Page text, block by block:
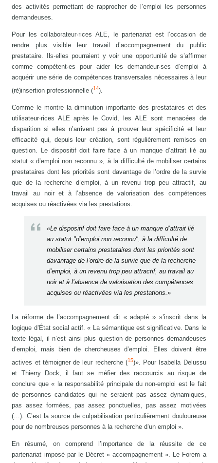
des activités permettant de rapprocher de l’emploi les personnes
demandeuses.
Pour les collaborateur·rices ALE, le partenariat est l’occasion de
rendre plus visible leur travail d’accompagnement du public
prestataire. Ils·elles pourraient y voir une opportunité de s’affirmer
comme compétent·es pour aider les demandeur·ses d’emploi à
acquérir une série de compétences transversales nécessaires à leur
(ré)insertion professionnelle (14).
Comme le montre la diminution importante des prestataires et des
utilisateur·rices ALE après le Covid, les ALE sont menacées de
disparition si elles n’arrivent pas à prouver leur spécificité et leur
efficacité qui, depuis leur création, sont régulièrement remises en
question. Le dispositif doit faire face à un manque d’attrait lié au
statut « d’emploi non reconnu », à la difficulté de mobiliser certains
prestataires dont les priorités sont davantage de l’ordre de la survie
que de la recherche d’emploi, à un revenu trop peu attractif, au
travail au noir et à l’absence de valorisation des compétences
acquises ou réactivées via les prestations.
«Le dispositif doit faire face à un manque d’attrait lié
au statut "d’emploi non reconnu", à la difficulté de
mobiliser certains prestataires dont les priorités sont
davantage de l’ordre de la survie que de la recherche
d’emploi, à un revenu trop peu attractif, au travail au
noir et à l’absence de valorisation des compétences
acquises ou réactivées via les prestations.»
La réforme de l’accompagnement dit « adapté » s’inscrit dans la
logique d’État social actif. « La sémantique est significative. Dans le
texte légal, il n’est ainsi plus question de personnes demandeuses
d’emploi, mais bien de chercheuses d’emploi. Elles doivent être
actives et témoigner de leur recherche (15)». Pour Isabella Delussu
et Thierry Dock, il faut se méfier des raccourcis au risque de
conclure que « la responsabilité principale du non-emploi est le fait
de personnes candidates qui ne seraient pas assez dynamiques,
pas assez formées, pas assez ponctuelles, pas assez motivées
(…). C’est la source de culpabilisation particulièrement douloureuse
pour de nombreuses personnes à la recherche d’un emploi ».
En résumé, on comprend l’importance de la réussite de ce
partenariat imposé par le Décret « accompagnement ». Le Forem a